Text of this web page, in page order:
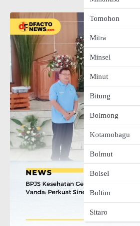
Tomohon
Mitra
Minsel
Minut
Bitung
Bolmong
Kotamobagu
Bolmut
Bolsel
Boltim
Sitaro